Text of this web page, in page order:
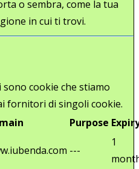
o sembra, come la tua
in cui ti trovi.
cookie che stiamo
fornitori di singoli cookie.
Purpose
---
1